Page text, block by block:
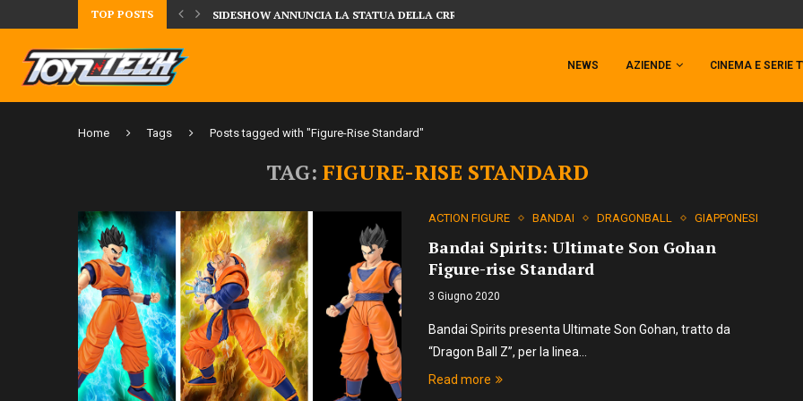
TOP POSTS
LA FIGURE DI IPPO MAKUNOUCHI! SIDESHOW ANNUNCIA LA STATUA DELLA CRRATURA DELLA LAGUNA...
NEWS AZIENDE CINEMA E SERIE
Home Tags Posts tagged with "Figure-Rise Standard"
TAG: FIGURE-RISE STANDARD
ACTION FIGURE BANDAI DRAGONBALL GIAPPONESI
Bandai Spirits: Ultimate Son Gohan
Figure-rise Standard
3 Giugno 2020
Bandai Spirits presenta Ultimate Son Gohan, tratto da
“Dragon Ball Z”, per la linea…
Read more